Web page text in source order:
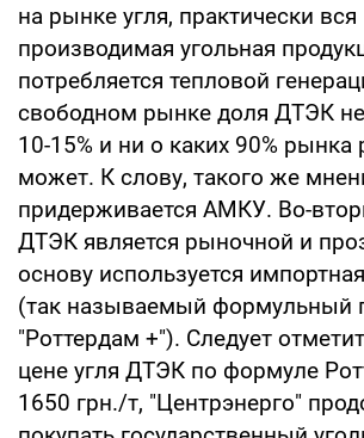
на рынке угля, практически вся
производимая угольная
потребляется тепловой
свободном рынке доля ДТЭК
10-15% и ни о каких 90% рынка
может. К слову, такого же
придерживается АМКУ. Во-
ДТЭК является рыночной и
основу используется
(так называемый формульный
"Роттердам +"). Следует
цене угля ДТЭК по формуле
1650 грн./т, "Центрэнерго"